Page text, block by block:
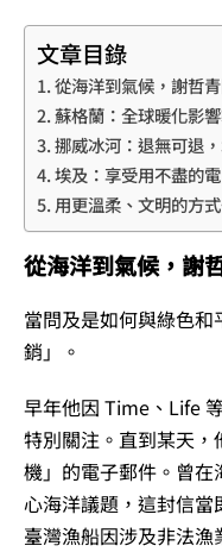
文章目錄
從海洋到氣候，謝哲
蘇格蘭：全球暖化影
挪威冰河：退無可退
埃及：享受用不盡的
用更溫柔、文明的方
從海洋到氣候，謝
當問及是如何與綠色
銷」。
早年他因 Time、Life
特別關注。直到某天
機」的電子郵件。曾
心海洋議題，這封信
臺灣漁船因涉及非法